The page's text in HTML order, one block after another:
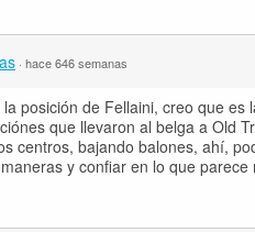
· hace 646 semanas
posición de Fellaini, creo que
que llevaron al belga a Old
centros, bajando balones, ahí,
y confiar en lo que parece